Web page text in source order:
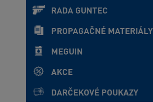
RADA GUNTEC
PROPAGAČNÉ MATERIÁLY
MEGUIN
AKCE
DARČEKOVÉ POUKAZY